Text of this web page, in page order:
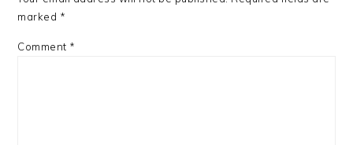
marked *
Comment *